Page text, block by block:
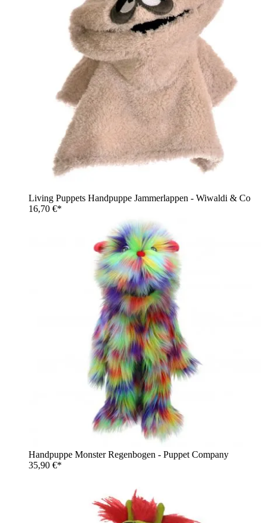
Living Puppets Handpuppe Jammerlappen - Wiwaldi & Co
16,70 €*
Handpuppe Monster Regenbogen - Puppet Company
35,90 €*